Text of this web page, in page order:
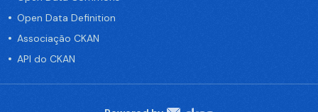
Open Data Definition
Associação CKAN
API do CKAN